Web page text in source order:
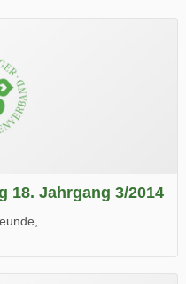
18. Jahrgang 3/2014